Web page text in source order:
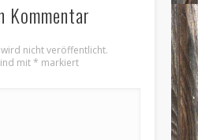
Kommentar
nicht veröffentlicht.
mit* markiert